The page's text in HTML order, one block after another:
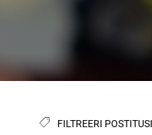
FILTREERI POSTITUSI